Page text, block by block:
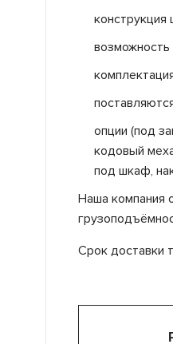
опции (под
кодовый
под шкаф,
Наша компания
Срок доставки